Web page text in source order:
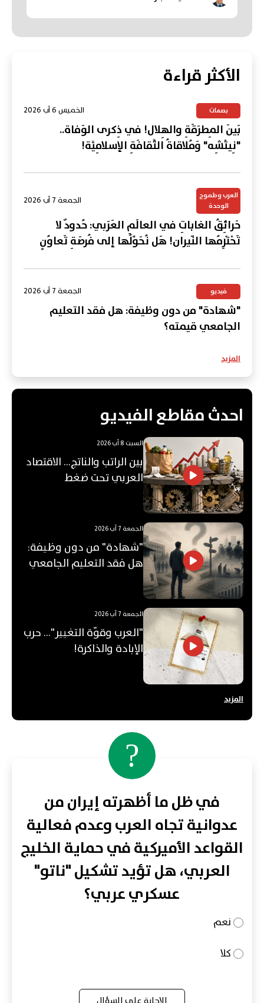
الأكثر قراءة
بصمات الخميس 6 آب 2026
بَينَ المِطرَقَةِ والهِلال! في ذِكرى الوَفاة..
"نِيتْشِه" وَمُلاقاةُ الثَّقافَةِ الإسلامِيَّة!
العرب وطموح
الوحدة
الجمعة 7 آب 2026
حَرائِقُ الغاباتِ في العالَمِ العَرَبي: حُدودٌ لا
تَحْتَرِمُها النّيران! هَل نُحَوِّلُها إلى فُرصَةِ تَعاوُنٍ
فيديو الجمعة 7 آب 2026
"شهادة" من دون وظيفة: هل فقد التعليم
الجامعي قيمته؟
المزيد
احدث مقاطع الفيديو
السبت 8 آب 2026
بين الراتب والناتج… الاقتصاد
العربي تحت ضغط
الجمعة 7 آب 2026
"شهادة" من دون وظيفة:
هل فقد التعليم الجامعي
الجمعة 7 آب 2026
"العرب وقوّة التغيير"... حرب
الإبادة والذاكرة!
المزيد
?
في ظل ما أظهرته إيران من
عدوانية تجاه العرب وعدم فعالية
القواعد الأميركية في حماية الخليج
العربي، هل تؤيد تشكيل "ناتو"
عسكري عربي؟
نعم
كلا